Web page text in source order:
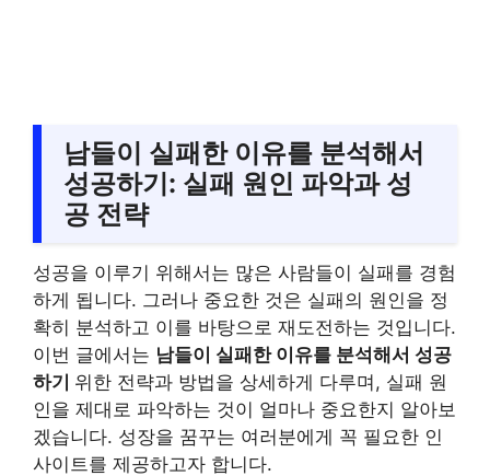
남들이 실패한 이유를 분석해서
성공하기: 실패 원인 파악과 성
공 전략
성공을 이루기 위해서는 많은 사람들이 실패를 경험
하게 됩니다. 그러나 중요한 것은 실패의 원인을 정
확히 분석하고 이를 바탕으로 재도전하는 것입니다.
이번 글에서는 남들이 실패한 이유를 분석해서 성공
하기 위한 전략과 방법을 상세하게 다루며, 실패 원
인을 제대로 파악하는 것이 얼마나 중요한지 알아보
겠습니다. 성장을 꿈꾸는 여러분에게 꼭 필요한 인
사이트를 제공하고자 합니다.